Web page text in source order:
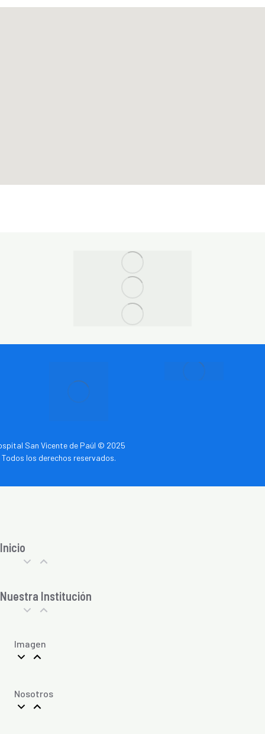
San Vicente de Paúl © 2025
Todos los derechos reservados.
Inicio
Nuestra Institución
Imagen
Nosotros